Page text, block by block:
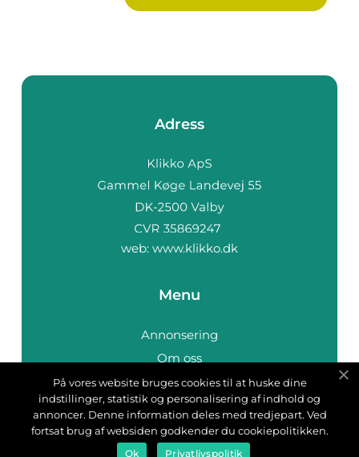
Adress
web: www.klikko.dk
Menu
Annonsering
Om oss
Cookies
Kontakta oss
Sitemap
På vores website bruges cookies til at huske dine
indstillinger, statistik og personalisering af indhold og
annoncer. Denne information deles med tredjepart. Ved
fortsat brug af websiden godkender du cookiepolitikken.
Ok Privatlivspolitik